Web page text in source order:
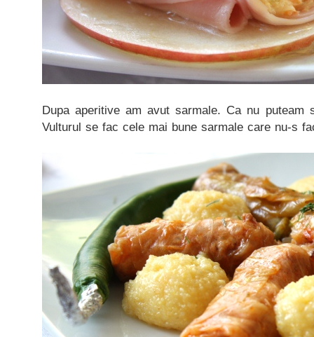
Dupa aperitive am avut sarmale. Ca nu puteam
Vulturul se fac cele mai bune sarmale care nu-s